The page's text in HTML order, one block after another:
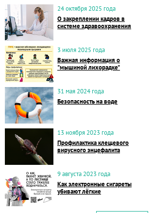
24 октября 2025 года
О закреплении кадров в
системе здравоохранения
3 июля 2025 года
Важная информация о
"мышиной лихорадке"
31 мая 2024 года
Безопасность на воде
13 ноября 2023 года
Профилактика клещевого
вирусного энцефалита
9 августа 2023 года
Как электронные сигареты
убивают лёгкие